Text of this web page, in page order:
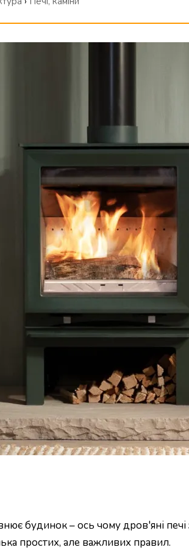
будинок – ось чому дров'яні
простих, але важливих правил.